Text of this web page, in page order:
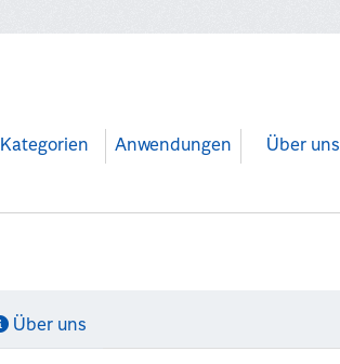
Kategorien Anwendungen Über uns
Über uns